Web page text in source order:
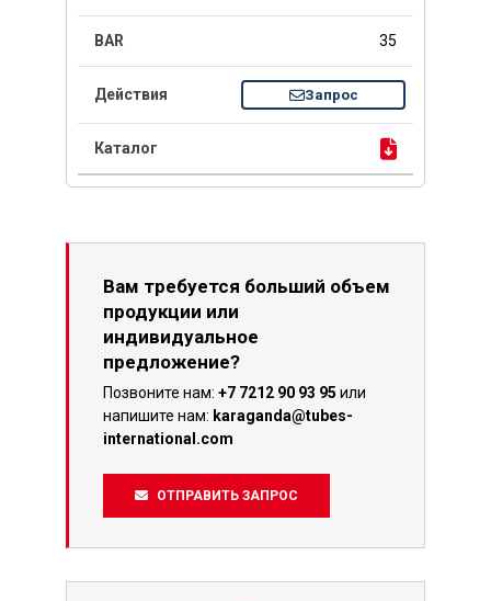
35
Запрос
Вам требуется больший объем
продукции или
индивидуальное
предложение?
Позвоните нам: +7 7212 90 93 95 или
напишите нам: karaganda@tubes-
international.com
ОТПРАВИТЬ ЗАПРОС